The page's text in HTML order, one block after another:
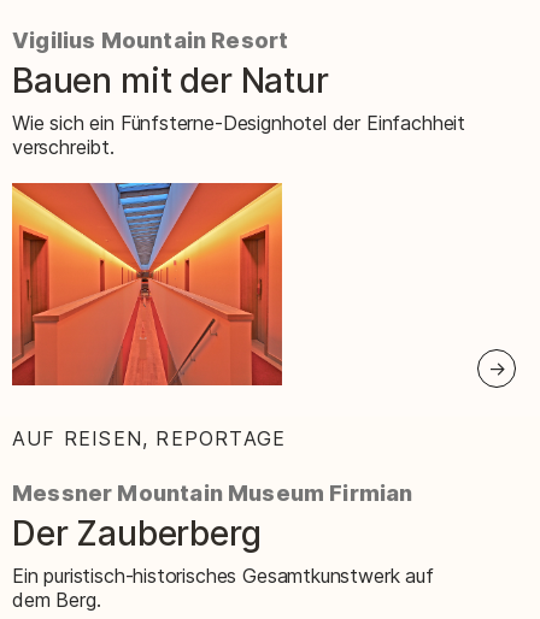
Vigilius Mountain Resort
–
Bauen mit der Natur
Wie sich ein Fünfsterne-Designhotel der Einfachheit
verschreibt.
AUF REISEN, REPORTAGE
Messner Mountain Museum Firmian
–
Der Zauberberg
Ein puristisch-historisches Gesamtkunstwerk auf
dem Berg.